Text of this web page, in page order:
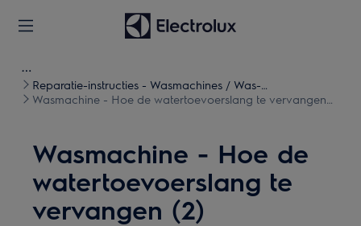
Reparatie-instructies - Wasmachines / Was-
droogcombinaties
Wasmachine - Hoe de watertoevoerslang te vervangen
Wasmachine - Hoe de
watertoevoerslang te
vervangen (2)